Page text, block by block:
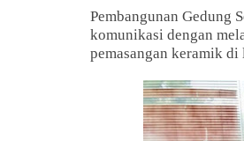
Pembangunan Gedung
komunikasi dengan
pemasangan keramik